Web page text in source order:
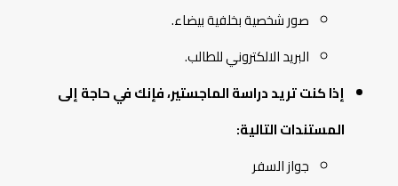
صور شخصية بخلفية بيضاء.
البريد الالكتروني للطالب.
إذا كنت تريد دراسة الماجستير، فإنك في حاجة إلى
المستندات التالية:
جواز السفر